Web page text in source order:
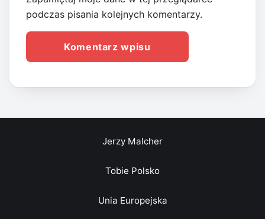
podczas pisania kolejnych komentarzy.
Jerzy Malcher
Tobie Polsko
Unia Europejska